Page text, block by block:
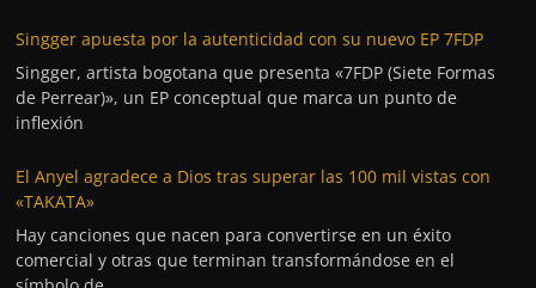
Singger apuesta por la autenticidad con su nuevo EP 7FDP
Singger, artista bogotana que presenta «7FDP (Siete Formas
de Perrear)», un EP conceptual que marca un punto de
inflexión
El Anyel agradece a Dios tras superar las 100 mil vistas con
«TAKATA»
Hay canciones que nacen para convertirse en un éxito
comercial y otras que terminan transformándose en el